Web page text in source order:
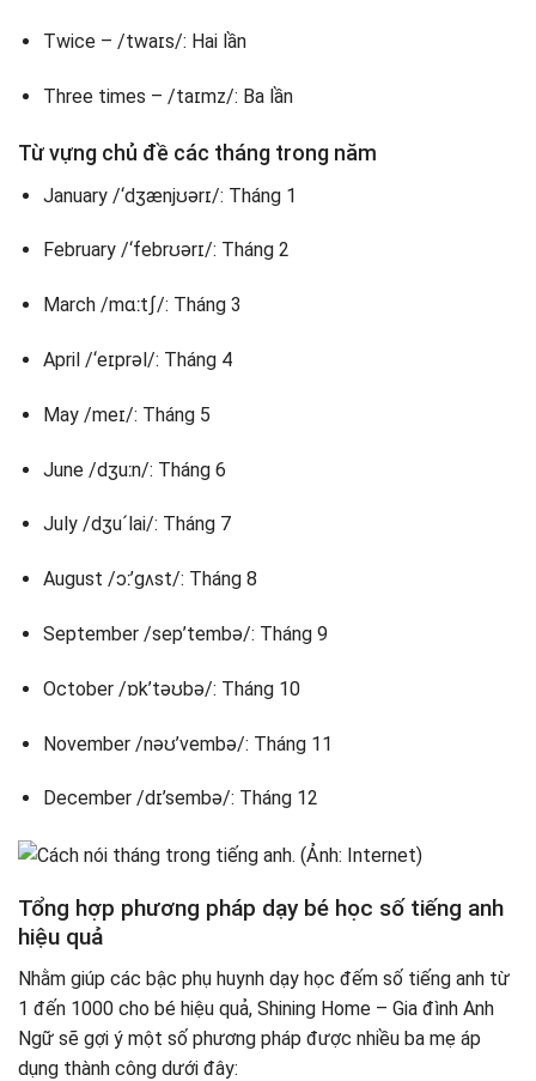
Twice – /twaɪs/: Hai lần
Three times – /taɪmz/: Ba lần
Từ vựng chủ đề các tháng trong năm
January /‘dʒænjʊərɪ/: Tháng 1
February /‘febrʊərɪ/: Tháng 2
March /mɑːtʃ/: Tháng 3
April /‘eɪprəl/: Tháng 4
May /meɪ/: Tháng 5
June /dʒuːn/: Tháng 6
July /dʒu´lai/: Tháng 7
August /ɔː’gʌst/: Tháng 8
September /sep’tembə/: Tháng 9
October /ɒk’təʊbə/: Tháng 10
November /nəʊ’vembə/: Tháng 11
December /dɪ’sembə/: Tháng 12
Tổng hợp phương pháp dạy bé học số tiếng anh
hiệu quả
Nhằm giúp các bậc phụ huynh dạy học đếm số tiếng anh từ
1 đến 1000 cho bé hiệu quả, Shining Home – Gia đình Anh
Ngữ sẽ gợi ý một số phương pháp được nhiều ba mẹ áp
dụng thành công dưới đây: